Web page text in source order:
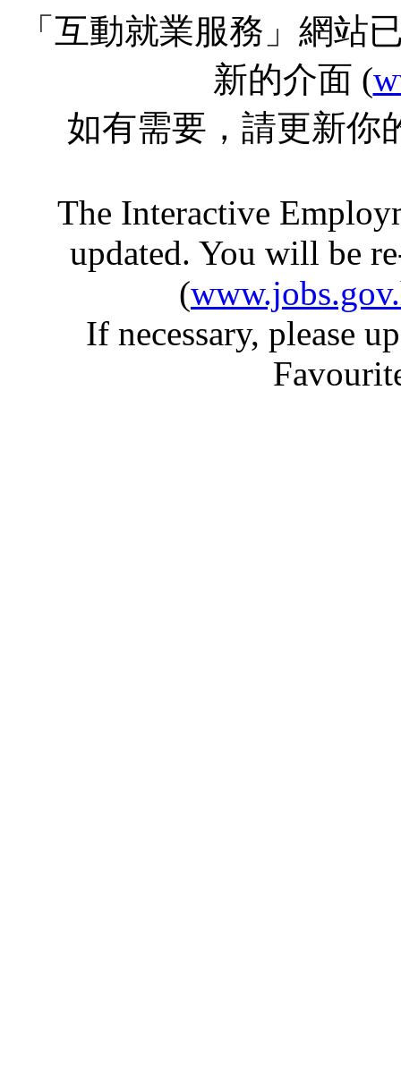
「互動就業服務」網站
新的介面 (
如有需要，請更新你
The Interactive
updated. You will be
(
If necessary, please